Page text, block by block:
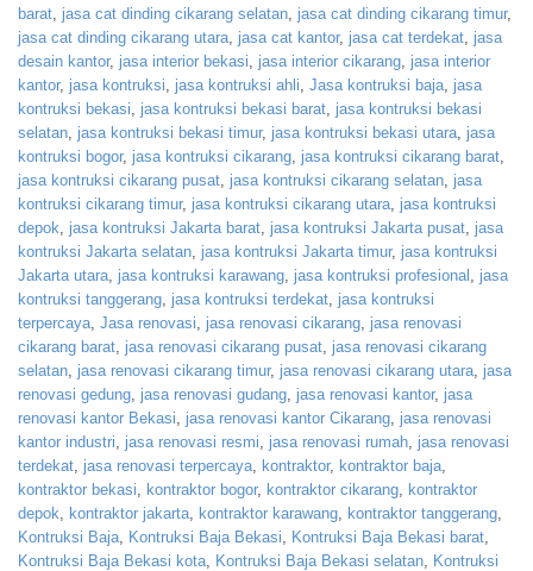
barat jasa cat dinding cikarang selatan jasa cat dinding cikarang timur,
jasa cat dinding cikarang utara jasa cat kantor, jasa cat terdekat jasa
desain kantor, jasa interior bekasi jasa interior cikarang jasa interior
kantor, jasa kontruksi jasa kontruksi ahli Jasa kontruksi baja jasa
kontruksi bekasi
jasa kontruksi bekasi barat jasa kontruksi bekasi
selatan jasa kontruksi bekasi timur, jasa kontruksi bekasi utara jasa
kontruksi bogor, jasa kontruksi cikarang jasa kontruksi cikarang barat
jasa kontruksi cikarang pusat jasa kontruksi cikarang selatan jasa
kontruksi cikarang timur, jasa kontruksi cikarang utara jasa kontruksi
depok
jasa kontruksi Jakarta barat jasa kontruksi Jakarta pusat jasa
kontruksi Jakarta selatan jasa kontruksi Jakarta timur, jasa kontruksi
Jakarta utara jasa kontruksi karawang jasa kontruksi profesional
jasa
kontruksi tanggerang jasa kontruksi terdekat jasa kontruksi
terpercaya Jasa renovasi jasa renovasi cikarang jasa renovasi
cikarang barat jasa renovasi cikarang pusat jasa renovasi cikarang
selatan jasa renovasi cikarang timur, jasa renovasi cikarang utara jasa
renovasi gedung jasa renovasi gudang jasa renovasi kantor, jasa
renovasi kantor Bekasi
jasa renovasi kantor Cikarang jasa renovasi
kantor industri
jasa renovasi resmi jasa renovasi rumah jasa renovasi
terdekat jasa renovasi terpercaya kontraktor, kontraktor baja
kontraktor bekasi
kontraktor bogor, kontraktor cikarang
kontraktor
depok
kontraktor jakarta kontraktor karawang kontraktor tanggerang
Kontruksi Baja
Kontruksi Baja Bekasi Kontruksi Baja Bekasi barat
Kontruksi Baja Bekasi kota
Kontruksi Baja Bekasi selatan
Kontruksi